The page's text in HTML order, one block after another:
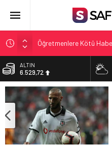
Öğretmenlere Kötü
FETÖ’nün kritik ismi
Son dakika…
Yunanistan Başbakanı
Açlık Sınırı Açıklandı
ALTIN
6.529,72
BİST
13.703,13
DOLAR
47,5844
EURO